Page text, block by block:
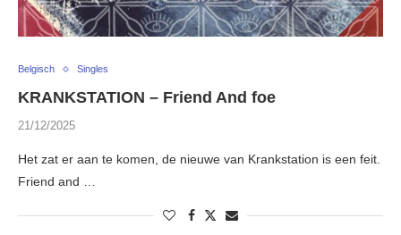
Belgisch Singles
KRANKSTATION – Friend And foe
21/12/2025
Het zat er aan te komen, de nieuwe van Krankstation is een feit.
Friend and …